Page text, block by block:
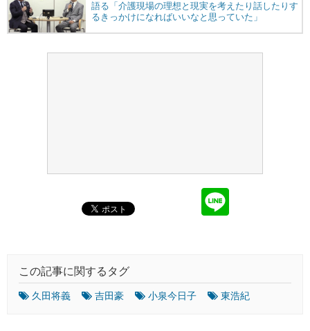
この記事に関するタグ
久田将義 吉田豪 小泉今日子 東浩紀